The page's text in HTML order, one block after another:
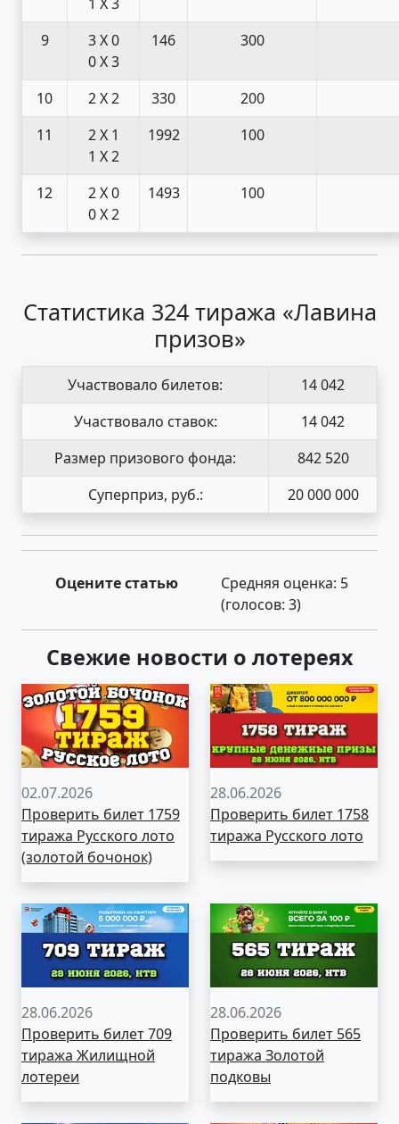
9
3 X 0
0 X 3
146 300
10 2 X 2 330
200
11
2 X 1
1 X 2
1992 100
12
2 X 0
0 X 2
1493 100
Статистика 324 тиража «Лавина
призов»
Участвовало билетов:
14 042
Участвовало ставок:
14 042
Размер призового фонда:
842 520
Суперприз, руб.:
20 000 000
Оцените статью Средняя оценка: 5
(голосов: 3)
Свежие новости о лотереях
02.07.2026
Проверить билет 1759
тиража Русского лото
(золотой бочонок)
28.06.2026
Проверить билет 1758
тиража Русского лото
28.06.2026
Проверить билет 709
тиража Жилищной
лотереи
28.06.2026
Проверить билет 565
тиража Золотой
подковы